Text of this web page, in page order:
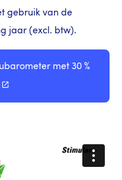
gebruik van de
jaar (excl. btw).
met 30 %